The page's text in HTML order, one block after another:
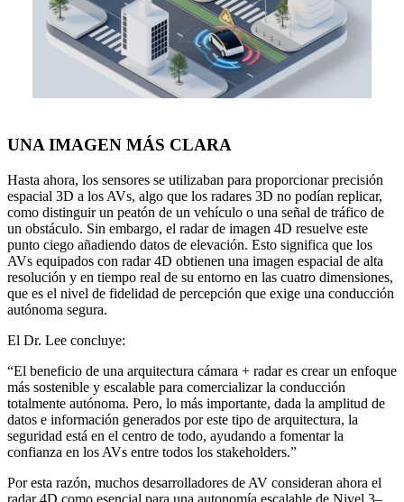
UNA IMAGEN MÁS CLARA
Hasta ahora, los sensores se utilizaban para proporcionar precisión
espacial 3D a los AVs, algo que los radares 3D no podían replicar,
como distinguir un peatón de un vehículo o una señal de tráfico de
un obstáculo. Sin embargo, el radar de imagen 4D resuelve este
punto ciego añadiendo datos de elevación. Esto significa que los
AVs equipados con radar 4D obtienen una imagen espacial de alta
resolución y en tiempo real de su entorno en las cuatro dimensiones,
que es el nivel de fidelidad de percepción que exige una conducción
autónoma segura.
El Dr. Lee concluye:
“El beneficio de una arquitectura cámara + radar es crear un enfoque
más sostenible y escalable para comercializar la conducción
totalmente autónoma. Pero, lo más importante, dada la amplitud de
datos e información generados por este tipo de arquitectura, la
seguridad está en el centro de todo, ayudando a fomentar la
confianza en los AVs entre todos los stakeholders.”
Por esta razón, muchos desarrolladores de AV consideran ahora el
radar 4D como esencial para una autonomía escalable de Nivel 3–